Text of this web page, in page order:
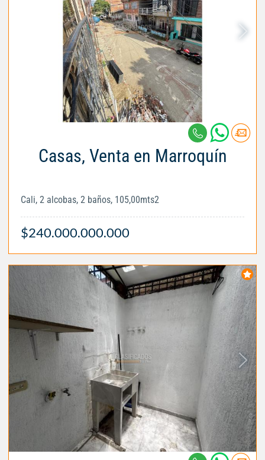
Casas, Venta en Marroquín
Cali, 2 alcobas, 2 baños, 105,00mts2
$240.000.000.000